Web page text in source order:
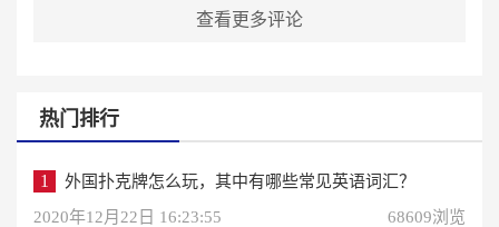
查看更多评论
热门排行
1
外国扑克牌怎么玩，其中有哪些常见英语词汇？
2020年12月22日 16:23:55
68609浏览